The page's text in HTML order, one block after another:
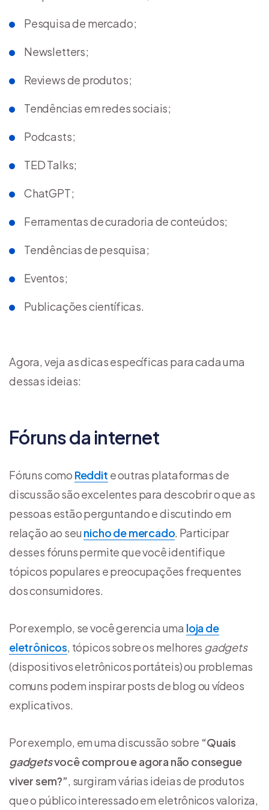
Pesquisa de mercado;
Newsletters;
Reviews de produtos;
Tendências em redes sociais;
Podcasts;
TED Talks;
ChatGPT;
Ferramentas de curadoria de conteúdos;
Tendências de pesquisa;
Eventos;
Publicações científicas.
Agora, veja as dicas específicas para cada uma
dessas ideias:
Fóruns da internet
Fóruns como Reddit e outras plataformas de
discussão são excelentes para descobrir o que as
pessoas estão perguntando e discutindo em
relação ao seu nicho de mercado. Participar
desses fóruns permite que você identifique
tópicos populares e preocupações frequentes
dos consumidores.
Por exemplo, se você gerencia uma loja de
eletrônicos, tópicos sobre os melhores gadgets
(dispositivos eletrônicos portáteis) ou problemas
comuns podem inspirar posts de blog ou vídeos
explicativos.
Por exemplo, em uma discussão sobre “Quais
gadgetsvocê comprou e agora não consegue
viver sem?”, surgiram várias ideias de produtos
que o público interessado em eletrônicos valoriza,